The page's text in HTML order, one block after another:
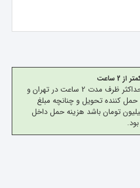
ساعت
از زمان سفارش این کالا حداکثر ظرف مدت 2 ساعت در تهران و
کننده تحویل و چنانچه مبلغ
تومان باشد هزینه حمل داخل